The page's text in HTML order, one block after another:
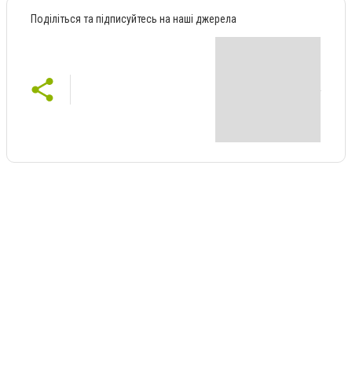
Поділіться та підписуйтесь на наші джерела